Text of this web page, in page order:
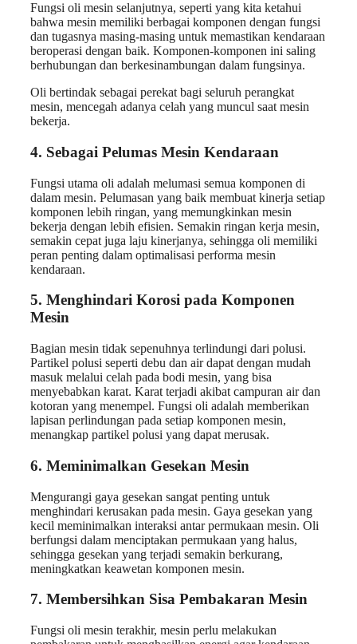
Fungsi oli mesin selanjutnya, seperti yang kita ketahui
bahwa mesin memiliki berbagai komponen dengan fungsi
dan tugasnya masing-masing untuk memastikan kendaraan
beroperasi dengan baik. Komponen-komponen ini saling
berhubungan dan berkesinambungan dalam fungsinya.
Oli bertindak sebagai perekat bagi seluruh perangkat
mesin, mencegah adanya celah yang muncul saat mesin
bekerja.
4. Sebagai Pelumas Mesin Kendaraan
Fungsi utama oli adalah melumasi semua komponen di
dalam mesin. Pelumasan yang baik membuat kinerja setiap
komponen lebih ringan, yang memungkinkan mesin
bekerja dengan lebih efisien. Semakin ringan kerja mesin,
semakin cepat juga laju kinerjanya, sehingga oli memiliki
peran penting dalam optimalisasi performa mesin
kendaraan.
5. Menghindari Korosi pada Komponen
Mesin
Bagian mesin tidak sepenuhnya terlindungi dari polusi.
Partikel polusi seperti debu dan air dapat dengan mudah
masuk melalui celah pada bodi mesin, yang bisa
menyebabkan karat. Karat terjadi akibat campuran air dan
kotoran yang menempel. Fungsi oli adalah memberikan
lapisan perlindungan pada setiap komponen mesin,
menangkap partikel polusi yang dapat merusak.
6. Meminimalkan Gesekan Mesin
Mengurangi gaya gesekan sangat penting untuk
menghindari kerusakan pada mesin. Gaya gesekan yang
kecil meminimalkan interaksi antar permukaan mesin. Oli
berfungsi dalam menciptakan permukaan yang halus,
sehingga gesekan yang terjadi semakin berkurang,
meningkatkan keawetan komponen mesin.
7. Membersihkan Sisa Pembakaran Mesin
Fungsi oli mesin terakhir, mesin perlu melakukan